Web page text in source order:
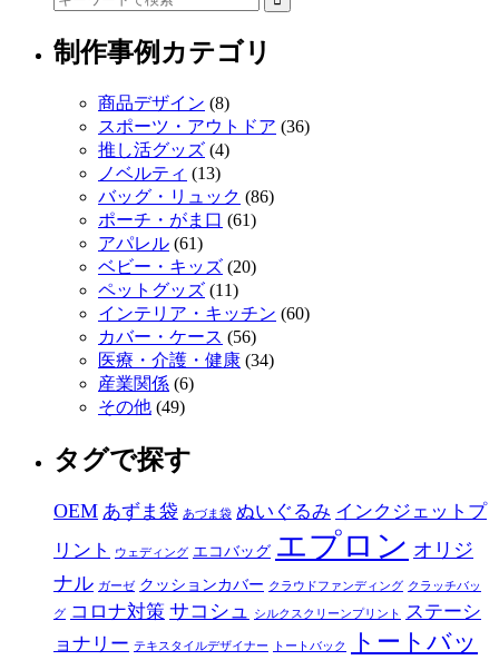
制作事例カテゴリ
商品デザイン (8)
スポーツ・アウトドア (36)
推し活グッズ (4)
ノベルティ (13)
バッグ・リュック (86)
ポーチ・がま口 (61)
アパレル (61)
ベビー・キッズ (20)
ペットグッズ (11)
インテリア・キッチン (60)
カバー・ケース (56)
医療・介護・健康 (34)
産業関係 (6)
その他 (49)
タグで探す
OEM あずま袋 あづま袋 ぬいぐるみ インクジェットプ
リント
ウェディング エコバッグ エプロン オリジ
ナル ガーゼ クッションカバー クラウドファンディング クラッチバッ
グ コロナ対策 サコシュ シルクスクリーンプリント
ステーシ
ョナリー テキスタイルデザイナー トートバック トートバッ